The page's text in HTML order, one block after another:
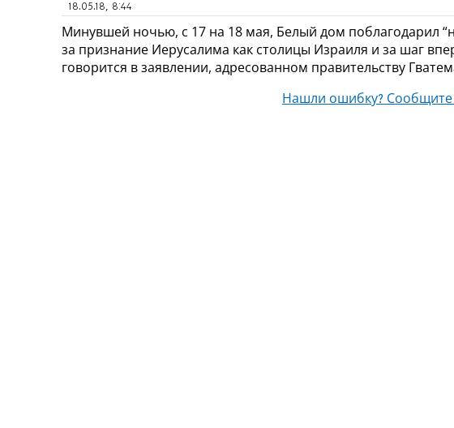
18.05.18, 8:44
Минувшей ночью, с 17 на 18 мая, Белый дом поблагодарил
за признание Иерусалима как столицы Израиля и за шаг
говорится в заявлении, адресованном правительству
Нашли ошибку?